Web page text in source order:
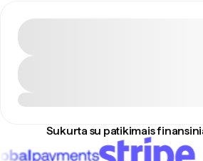
Sukurta su patikimais